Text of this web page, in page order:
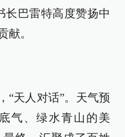
长巴雷特高度赞扬中
献。
“天人对话”。天气预
气、绿水青山的美